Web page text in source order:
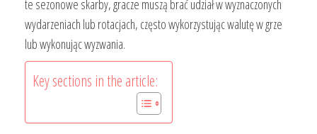
te sezonowe skarby, gracze muszą brać udział w wyznaczonych
wydarzeniach lub rotacjach, często wykorzystując walutę w grze
lub wykonując wyzwania.
Key sections in the article: